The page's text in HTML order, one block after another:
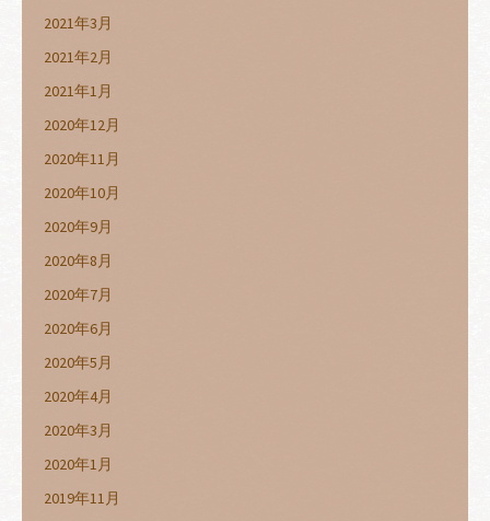
2021年3月
2021年2月
2021年1月
2020年12月
2020年11月
2020年10月
2020年9月
2020年8月
2020年7月
2020年6月
2020年5月
2020年4月
2020年3月
2020年1月
2019年11月